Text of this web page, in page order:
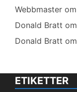
Webbmaster om
Donald Bratt om
Donald Bratt om
ETIKETTER